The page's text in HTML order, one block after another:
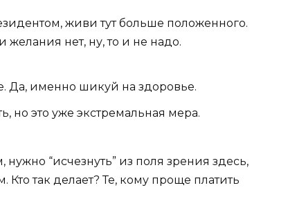
живи тут больше положенного.
желания нет, ну, то и не надо.
Да, именно шикуй на здоровье.
но это уже экстремальная мера.
“исчезнуть” из поля зрения здесь,
Кто так делает? Те, кому проще платить